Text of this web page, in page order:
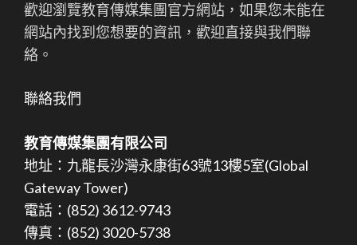
歡迎瀏覽教育傳媒集團官方網站，如果您未能在
網站內找到您想要的資訊，歡迎直接與我們聯
絡。
聯絡我們
教育傳媒集團有限公司
地址：九龍長沙灣永康街63號13樓5室(Global
Gateway Tower)
電話：(852) 3612-9743
傳真：(852) 3020-5738